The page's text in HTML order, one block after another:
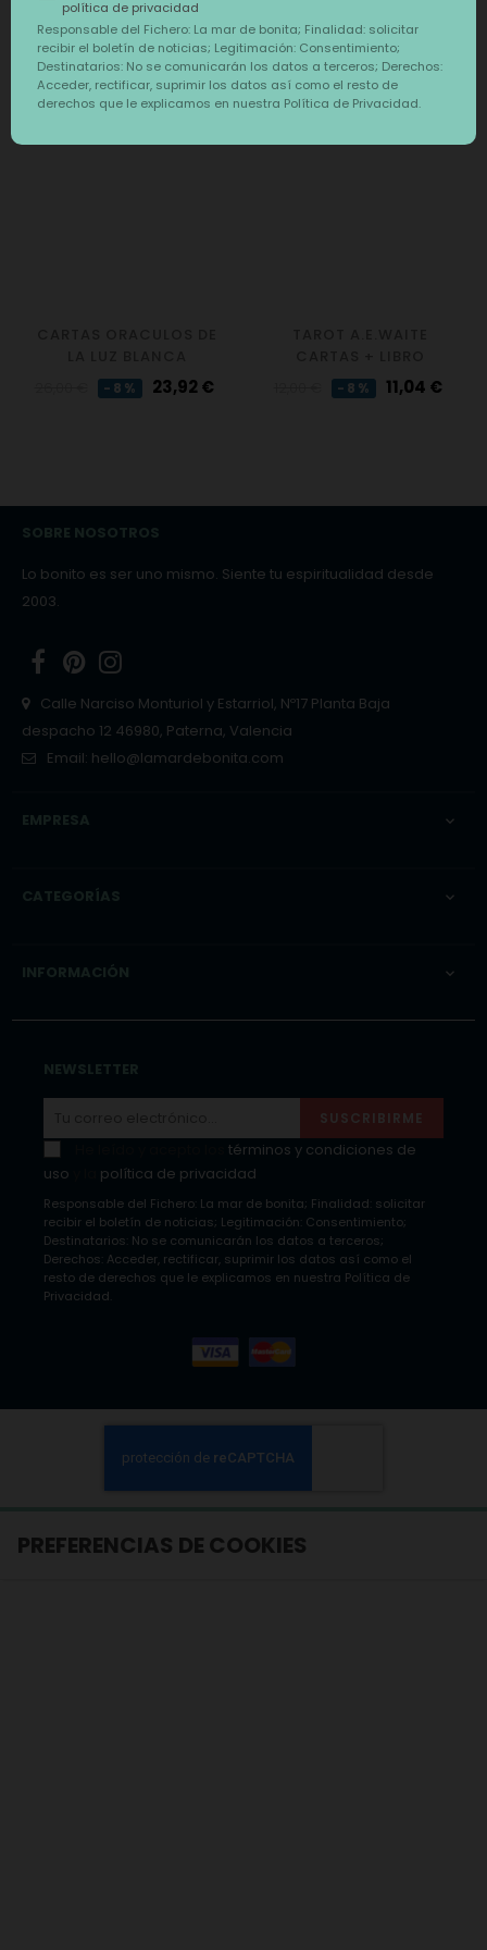
También te puede interesar
DESCUENTO
-8% Precio
23,92 € -8% Precio
11,04 €
SOBRE NOSOTROS
Lo bonito es ser uno mismo. Siente tu espiritualidad desde
2003.
FacebookPinterest
Calle Narciso Monturiol y Estarriol, Nº17 Planta Baja
despacho 12 46980, Paterna, Valencia
Email: hello@lamardebonita.com
EMPRESA 
CATEGORÍAS 
INFORMACIÓN 
NEWSLETTER
SUSCRIBIRME
términos y condiciones de
uso
política de privacidad
Responsable del Fichero: La mar de bonita; Finalidad: solicitar
recibir el boletín de noticias; Legitimación: Consentimiento;
Destinatarios: No se comunicarán los datos a terceros;
Derechos: Acceder, rectificar, suprimir los datos así como el
resto de derechos que le explicamos en nuestra Política de
Privacidad.
PREFERENCIAS DE COOKIES
Responsable del Fichero: La mar de bonita; Finalidad: solicitar
recibir el boletín de noticias; Legitimación: Consentimiento;
Destinatarios: No se comunicarán los datos a terceros; Derechos:
Acceder, rectificar, suprimir los datos así como el resto de
derechos que le explicamos en nuestra Política de Privacidad.
política de privacidad